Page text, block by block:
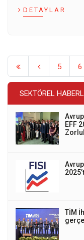
DETAYLAR
5 6
SEKTÖREL
EFF
TİM